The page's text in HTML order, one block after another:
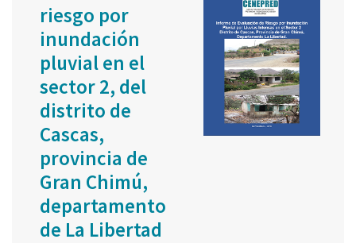
riesgo por
inundación
pluvial en el
sector 2, del
distrito de
Cascas,
provincia de
Gran Chimú,
departamento
de La Libertad